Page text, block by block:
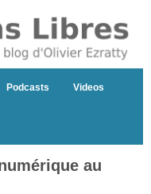
Podcasts Videos
au